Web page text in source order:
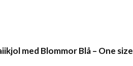
med Blommor Blå – One size